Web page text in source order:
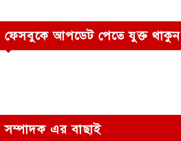
ফেসবুকে আপডেট পেতে যুক্ত থাকুন
সম্পাদক এর বাছাই